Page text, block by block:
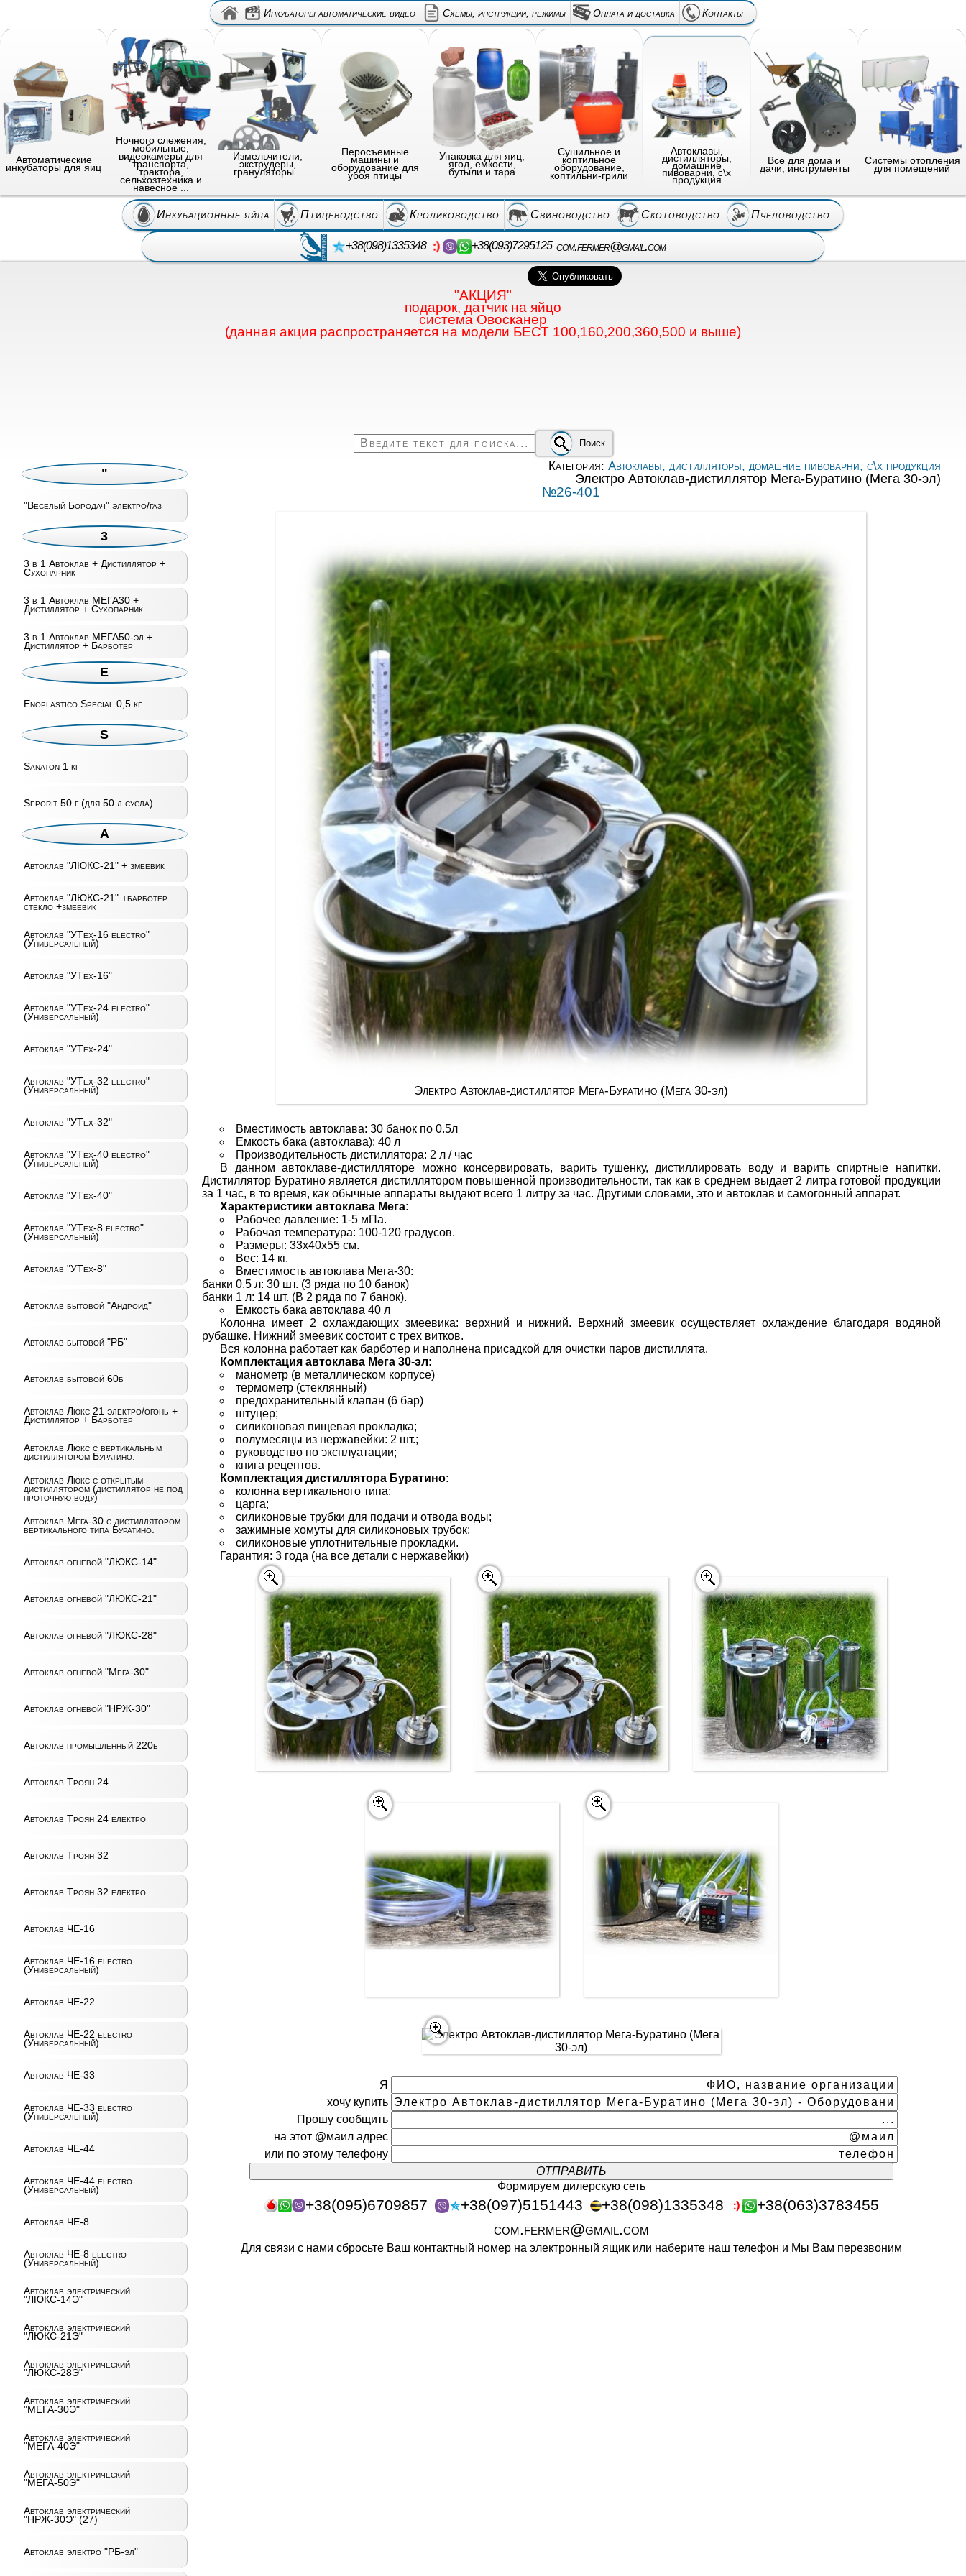
Инкубаторы автоматические видео Схемы, инструкции, режимы Оплата и доставка Контакты
Автоматические
инкубаторы для яиц
Ночного слежения,
мобильные,
видеокамеры для
транспорта,
трактора,
сельхозтехника и
навесное ...
Измельчители,
экструдеры,
грануляторы...
Перосъемные
машины и
оборудование для
убоя птицы
Упаковка для яиц,
ягод, емкости,
бутыли и тара
Сушильное и
коптильное
оборудование,
коптильни-грили
Автоклавы,
дистилляторы,
домашние
пивоварни, с\х
продукция
Все для дома и
дачи, инструменты
Системы отопления
для помещений
Инкубационные яйца Птицеводство Кролиководство Свиноводство Скотоводство Пчеловодство
+38(098)1335348 +38(093)7295125 com.fermer@gmail.com
"АКЦИЯ"
подарок, датчик на яйцо
система Овосканер
(данная акция распространяется на модели БЕСТ 100,160,200,360,500 и выше)
Поиск
"
"Веселый Бородач" электро/газ
3
3 в 1 Автоклав + Дистиллятор +
Сухопарник
3 в 1 Автоклав МЕГА30 +
Дистиллятор + Сухопарник
3 в 1 Автоклав МЕГА50-эл +
Дистиллятор + Барботер
E
Enoplastico Special 0,5 кг
S
Sanaton 1 кг
Seporit 50 г (для 50 л сусла)
А
Автоклав "ЛЮКС-21" + змеевик
Автоклав "ЛЮКС-21" +барботер
стекло +змеевик
Автоклав "УТех-16 electro"
(Универсальный)
Автоклав "УТех-16"
Автоклав "УТех-24 electro"
(Универсальный)
Автоклав "УТех-24"
Автоклав "УТех-32 electro"
(Универсальный)
Автоклав "УТех-32"
Автоклав "УТех-40 electro"
(Универсальный)
Автоклав "УТех-40"
Автоклав "УТех-8 electro"
(Универсальный)
Автоклав "УТех-8"
Автоклав бытовой "Андроид"
Автоклав бытовой "РБ"
Автоклав бытовой 60б
Автоклав Люкс 21 электро/огонь +
Дистиллятор + Барботер
Автоклав Люкс с вертикальным
дистиллятором Буратино.
Автоклав Люкс с открытым
дистиллятором (дистиллятор не под
проточную воду)
Автоклав Мега-30 с дистиллятором
вертикального типа Буратино.
Автоклав огневой "ЛЮКС-14"
Автоклав огневой "ЛЮКС-21"
Автоклав огневой "ЛЮКС-28"
Автоклав огневой "Мега-30"
Автоклав огневой "НРЖ-30"
Автоклав промышленный 220б
Автоклав Троян 24
Автоклав Троян 24 електро
Автоклав Троян 32
Автоклав Троян 32 електро
Автоклав ЧЕ-16
Автоклав ЧЕ-16 electro
(Универсальный)
Автоклав ЧЕ-22
Автоклав ЧЕ-22 electro
(Универсальный)
Автоклав ЧЕ-33
Автоклав ЧЕ-33 electro
(Универсальный)
Автоклав ЧЕ-44
Автоклав ЧЕ-44 electro
(Универсальный)
Автоклав ЧЕ-8
Автоклав ЧЕ-8 electro
(Универсальный)
Автоклав электрический
"ЛЮКС-14Э"
Автоклав электрический
"ЛЮКС-21Э"
Автоклав электрический
"ЛЮКС-28Э"
Автоклав электрический
"МЕГА-30Э"
Автоклав электрический
"МЕГА-40Э"
Автоклав электрический
"МЕГА-50Э"
Автоклав электрический
"НРЖ-30Э" (27)
Автоклав электро "РБ-эл"
Категория: Автоклавы, дистилляторы, домашние пивоварни, с\х продукция
Электро Автоклав-дистиллятор Мега-Буратино (Мега 30-эл)
№26-401
Электро Автоклав-дистиллятор Мега-Буратино (Мега 30-эл)
Вместимость автоклава: 30 банок по 0.5л
Емкость бака (автоклава): 40 л
Производительность дистиллятора: 2 л / час
В данном автоклаве-дистилляторе можно консервировать, варить тушенку, дистиллировать воду и варить спиртные напитки.
Дистиллятор Буратино является дистиллятором повышенной производительности, так как в среднем выдает 2 литра готовой продукции
за 1 час, в то время, как обычные аппараты выдают всего 1 литру за час. Другими словами, это и автоклав и самогонный аппарат.
Характеристики автоклава Мега:
Рабочее давление: 1-5 мПа.
Рабочая температура: 100-120 градусов.
Размеры: 33х40х55 см.
Вес: 14 кг.
Вместимость автоклава Мега-30:
банки 0,5 л: 30 шт. (3 ряда по 10 банок)
банки 1 л: 14 шт. (В 2 ряда по 7 банок).
Емкость бака автоклава 40 л
Колонна имеет 2 охлаждающих змеевика: верхний и нижний. Верхний змеевик осуществляет охлаждение благодаря водяной
рубашке. Нижний змеевик состоит с трех витков.
Вся колонна работает как барботер и наполнена присадкой для очистки паров дистиллята.
Комплектация автоклава Мега 30-эл:
манометр (в металлическом корпусе)
термометр (стеклянный)
предохранительный клапан (6 бар)
штуцер;
силиконовая пищевая прокладка;
полумесяцы из нержавейки: 2 шт.;
руководство по эксплуатации;
книга рецептов.
Комплектация дистиллятора Буратино:
колонна вертикального типа;
царга;
силиконовые трубки для подачи и отвода воды;
зажимные хомуты для силиконовых трубок;
силиконовые уплотнительные прокладки.
Гарантия: 3 года (на все детали с нержавейки)
Я
хочу купить
Прошу сообщить
на этот @маил адрес
или по этому телефону
Формируем дилерскую сеть
+38(095)6709857 +38(097)5151443 +38(098)1335348
+38(063)3783455
com.fermer@gmail.com
Для связи с нами сбросьте Ваш контактный номер на электронный ящик или наберите наш телефон и Мы Вам перезвоним